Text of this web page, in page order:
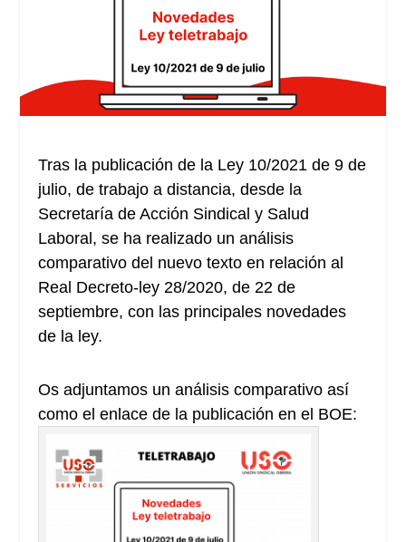
Tras la publicación de la Ley 10/2021 de 9 de
julio, de trabajo a distancia, desde la
Secretaría de Acción Sindical y Salud
Laboral, se ha realizado un análisis
comparativo del nuevo texto en relación al
Real Decreto-ley 28/2020, de 22 de
septiembre, con las principales novedades
de la ley.
Os adjuntamos un análisis comparativo así
como el enlace de la publicación en el BOE: